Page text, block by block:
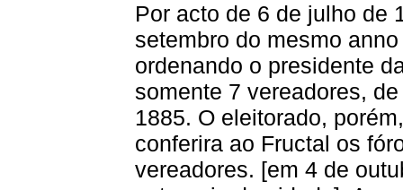
Por acto de 6 de julho de
setembro do mesmo
ordenando o presidente
somente 7 vereadores,
1885. O eleitorado,
conferira ao Fructal os
vereadores. [em 4 de